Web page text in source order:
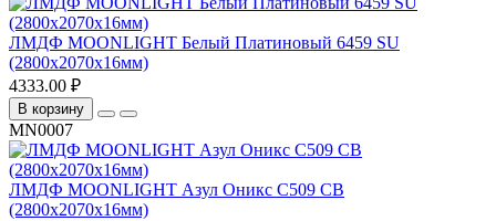
ЛМДФ MOONLIGHT Белый Платиновый 6459 SU
(2800х2070х16мм)
4333.00 ₽
В корзину
MN0007
ЛМДФ MOONLIGHT Азул Оникс C509 CB
(2800х2070х16мм)